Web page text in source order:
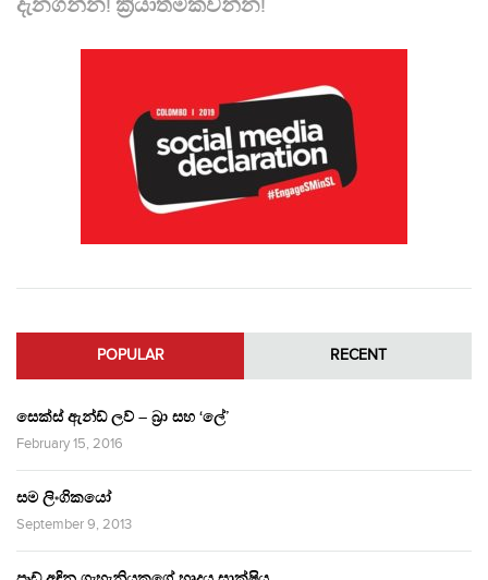
දැනගන්න! ක්‍රියාත්මකවන්න!
POPULAR RECENT
සෙක්ස් ඇන්ඩ් ලව් – බ්‍රා සහ ‘ලේ’
February 15, 2016
සම ලිංගිකයෝ
September 9, 2013